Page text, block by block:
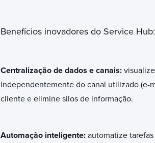
Benefícios inovadores do Service Hub:
Centralização de dados e canais:
independentemente do canal utilizado (e-
cliente e elimine silos de informação.
Automação inteligente:automatize tarefas